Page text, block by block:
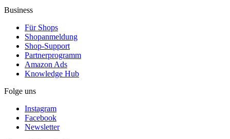
Business
Für Shops
Shopanmeldung
Shop-Support
Partnerprogramm
Amazon Ads
Knowledge Hub
Folge uns
Instagram
Facebook
Newsletter